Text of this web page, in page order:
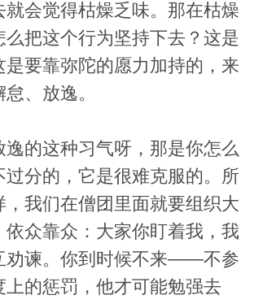
就会觉得枯燥乏味。那在枯燥
么把这个行为坚持下去？这是
是要靠弥陀的愿力加持的，来
、放逸。
逸的这种习气呀，那是你怎么
过分的，它是很难克服的。所
，我们在僧团里面就要组织大
依众靠众：大家你盯着我，我
劝谏。你到时候不来——不参
上的惩罚，他才可能勉强去